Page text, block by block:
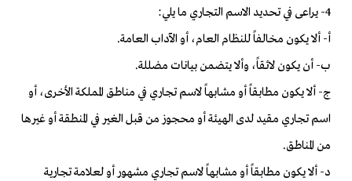
4- يراعى في تحديد الاسم التجاري ما يلي:
أ- ألا يكون مخالفاً للنظام العام، أو الآداب العامة.
ب- أن يكون لائقاً، وألا يتضمن بيانات مضللة.
ج- ألا يكون مطابقاً أو مشابهاً لاسم تجاري في مناطق المملكة الأخرى، أو
اسم تجاري مقيد لدى الهيئة أو محجوز من قبل الغير في المنطقة أو غيرها
من المناطق.
د- ألا يكون مطابقاً أو مشابهاً لاسم تجاري مشهور أو لعلامة تجارية